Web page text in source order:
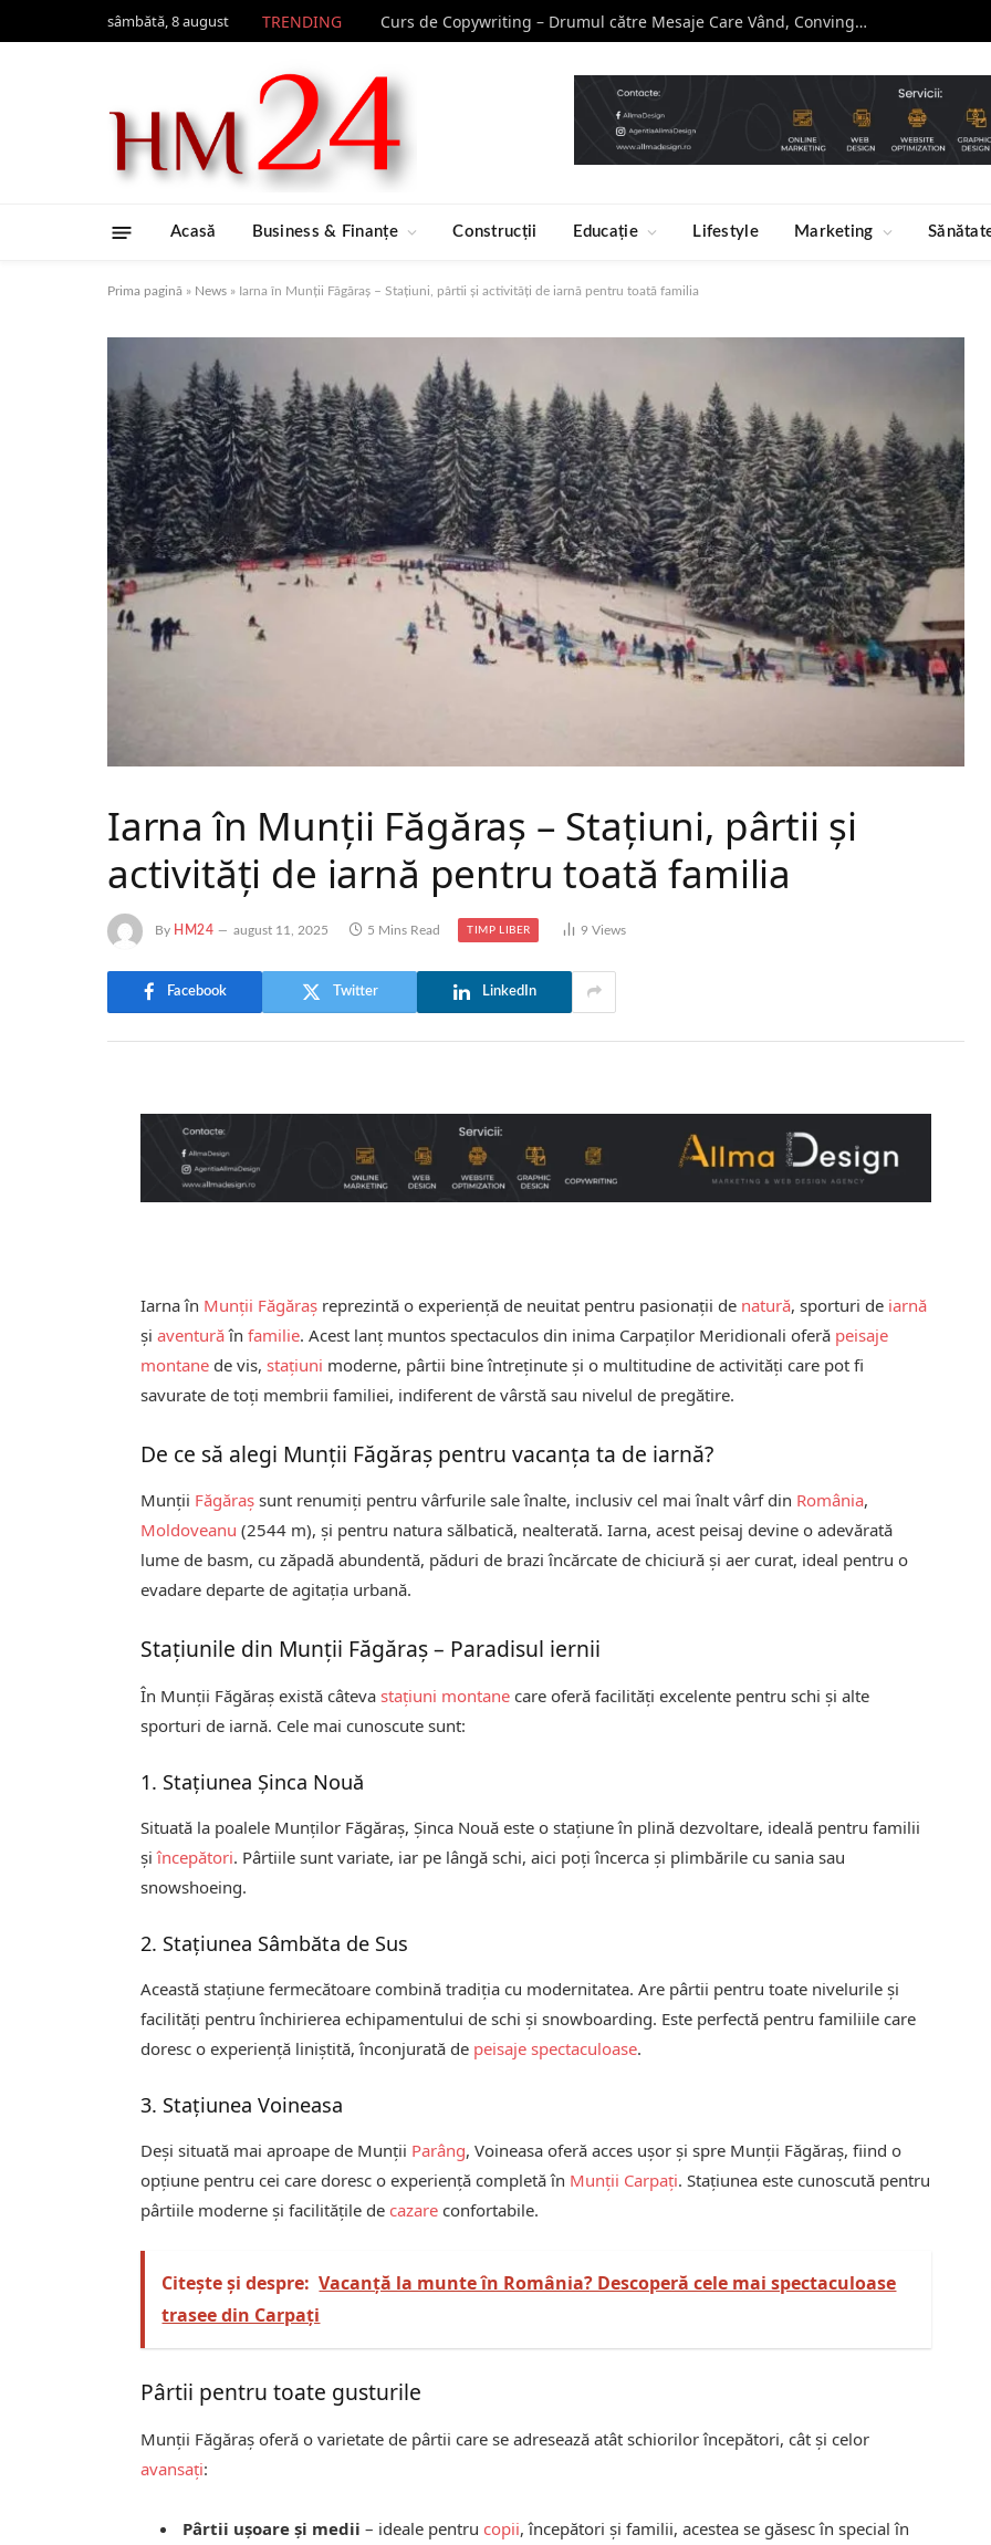
sâmbătă, 8 august TRENDING Curs de Copywriting – Drumul către Mesaje Care Vând, Conving și Construiesc Branduri Puternice
Acasă Business & Finanțe Construcții Educație Lifestyle Marketing
Prima pagină » News » Iarna în Munții Făgăraș – Stațiuni, pârtii și activități de iarnă pentru toată familia
Iarna în Munții Făgăraș – Stațiuni, pârtii și
activități de iarnă pentru toată familia
By HM24 august 11, 2025 5 Mins Read TIMP LIBER 9Views
Facebook Twitter LinkedIn
Iarna în Munții Făgăraș reprezintă o experiență de neuitat pentru pasionații de natură, sporturi de iarnă
șiaventurăînfamilie. Acest lanț muntos spectaculos din inima Carpaților Meridionali oferă peisaje
montane de vis,stațiuni moderne, pârtii bine întreținute și o multitudine de activități care pot fi
savurate de toți membrii familiei, indiferent de vârstă sau nivelul de pregătire.
De ce să alegi Munții Făgăraș pentru vacanța ta de iarnă?
Munții Făgăraș sunt renumiți pentru vârfurile sale înalte, inclusiv cel mai înalt vârf din România,
Moldoveanu (2544 m), și pentru natura sălbatică, nealterată. Iarna, acest peisaj devine o adevărată
lume de basm, cu zăpadă abundentă, păduri de brazi încărcate de chiciură și aer curat, ideal pentru o
evadare departe de agitația urbană.
Stațiunile din Munții Făgăraș – Paradisul iernii
În Munții Făgăraș există câtevastațiuni montane care oferă facilități excelente pentru schi și alte
sporturi de iarnă. Cele mai cunoscute sunt:
1. Stațiunea Șinca Nouă
Situată la poalele Munților Făgăraș, Șinca Nouă este o stațiune în plină dezvoltare, ideală pentru familii
șiîncepători. Pârtiile sunt variate, iar pe lângă schi, aici poți încerca și plimbările cu sania sau
snowshoeing.
2. Stațiunea Sâmbăta de Sus
Această stațiune fermecătoare combină tradiția cu modernitatea. Are pârtii pentru toate nivelurile și
facilități pentru închirierea echipamentului de schi și snowboarding. Este perfectă pentru familiile care
doresc o experiență liniștită, înconjurată de peisaje spectaculoase.
3. Stațiunea Voineasa
Deși situată mai aproape de Munții Parâng, Voineasa oferă acces ușor și spre Munții Făgăraș, fiind o
opțiune pentru cei care doresc o experiență completă în Munții Carpați. Stațiunea este cunoscută pentru
pârtiile moderne și facilitățile de cazare confortabile.
Citește și despre: Vacanță la munte în România? Descoperă cele mai spectaculoase
trasee din Carpați
Pârtii pentru toate gusturile
Munții Făgăraș oferă o varietate de pârtii care se adresează atât schiorilor începători, cât și celor
avansați:
Pârtii ușoare și medii – ideale pentru copii, începători și familii, acestea se găsesc în special în